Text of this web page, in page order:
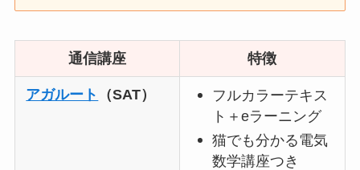
通信講座 特徴
アガルート （SAT）
フルカラーテキス
ト＋eラーニング
猫でも分かる電気
数学講座つき